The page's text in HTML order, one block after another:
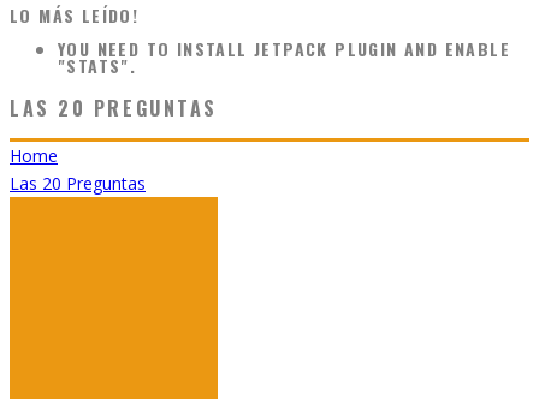
LO MÁS LEÍDO!
YOU NEED TO INSTALL JETPACK PLUGIN AND ENABLE
"STATS".
LAS 20 PREGUNTAS
Home
Las 20 Preguntas